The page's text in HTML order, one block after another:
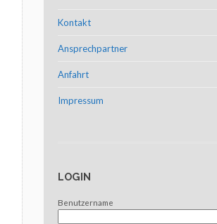
Kontakt
Ansprechpartner
Anfahrt
Impressum
LOGIN
Benutzername